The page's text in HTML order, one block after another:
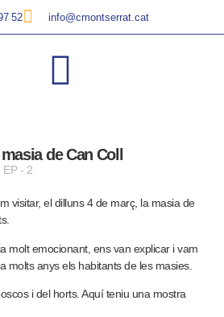
52 info@cmontserrat.cat
de Can Coll
EP - 2
visitar, el dilluns 4 de març, la masia de
molt emocionant, ens van explicar i vam
molts anys els habitants de les masies.
i del horts.Aquí teniu una mostra